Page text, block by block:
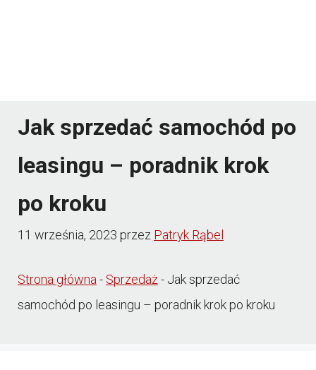
Jak sprzedać samochód po
leasingu – poradnik krok
po kroku
11 września, 2023 przez Patryk Rąbel
Strona główna- Sprzedaż- Jak sprzedać
samochód po leasingu – poradnik krok po kroku